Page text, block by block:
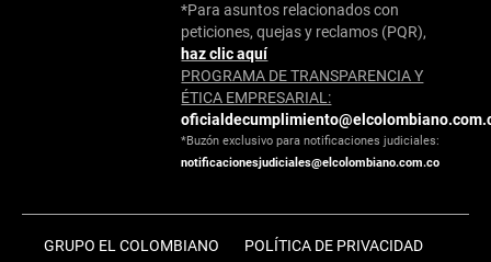
*Para asuntos relacionados con
peticiones, quejas y reclamos (PQR),
haz clic aquí
PROGRAMA DE TRANSPARENCIA Y
ÉTICA EMPRESARIAL:
*Buzón exclusivo para notificaciones judiciales:
notificacionesjudiciales@elcolombiano.com.co
GRUPO EL COLOMBIANO POLÍTICA DE PRIVACIDAD